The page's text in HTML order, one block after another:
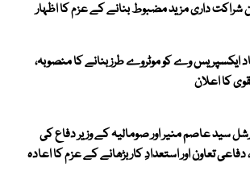
شراکت داری مزید مضبوط بنانے کے عزم کا اظہار
ایکسپریس وے کو موٹروے طرز بنانے کا منصوبہ،
کا اعلان
سید عاصم منیر اور صومالیہ کے وزیر دفاع کی
تعاون اور استعدادِ کار بڑھانے کے عزم کا اعادہ